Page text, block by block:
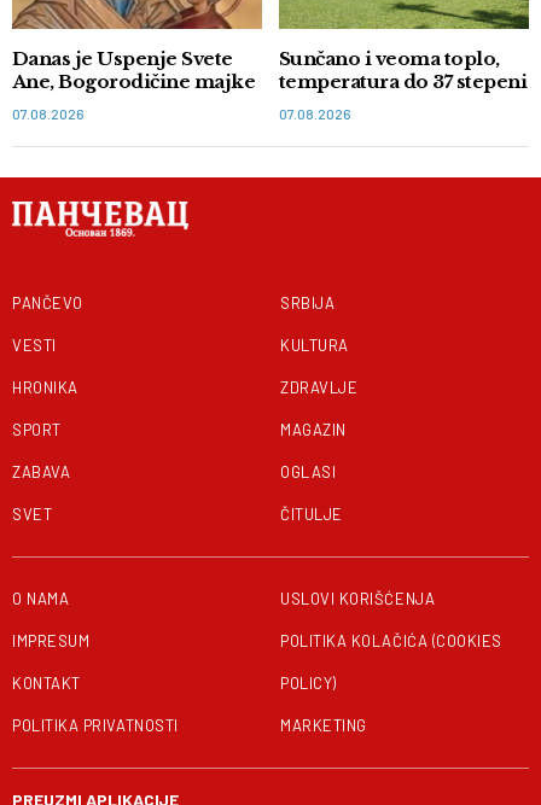
Danas je Uspenje Svete
Ane, Bogorodičine majke
07.08.2026
Sunčano i veoma toplo,
temperatura do 37 stepeni
07.08.2026
PANČEVO
VESTI
HRONIKA
SPORT
ZABAVA
SVET
SRBIJA
KULTURA
ZDRAVLJE
MAGAZIN
OGLASI
ČITULJE
O NAMA
IMPRESUM
KONTAKT
POLITIKA PRIVATNOSTI
USLOVI KORIŠĆENJA
POLITIKA KOLAČIĆA (COOKIES
POLICY)
MARKETING
PREUZMI APLIKACIJE